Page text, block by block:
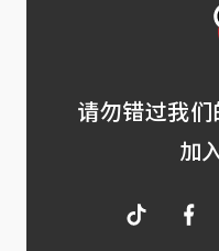
请勿错过我们
加